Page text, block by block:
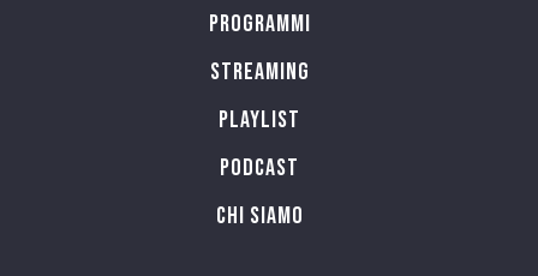
Programmi
Streaming
Playlist
PODCAST
Chi siamo